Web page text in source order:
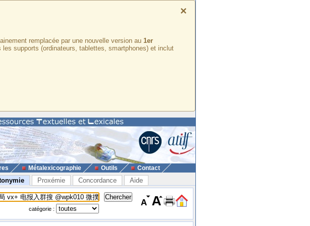
×
remplacée par une nouvelle version au 1er
supports (ordinateurs, tablettes, smartphones) et inclut
Métalexicographie Outils Contact
Proxémie Concordance Aide
catégorie :